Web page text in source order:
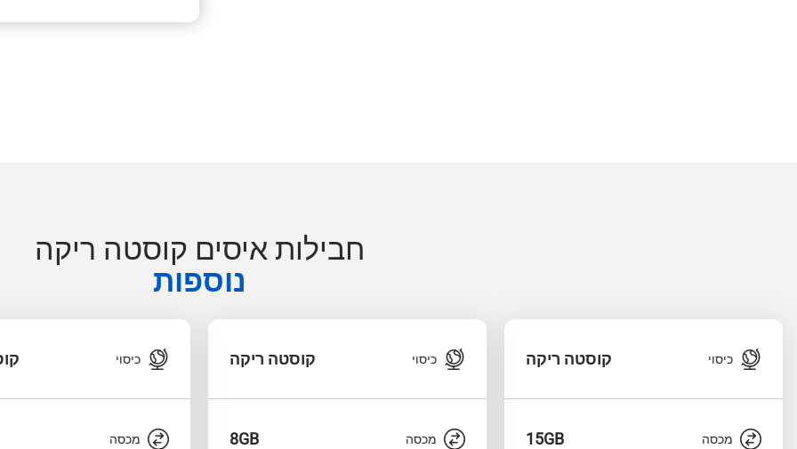
חבילות איסים קוסטה ריקה
נוספות
כיסוי קוסטה ריקה
מכסה 15GB
כיסוי קוסטה ריקה
מכסה 8GB
כיסוי
מכסה